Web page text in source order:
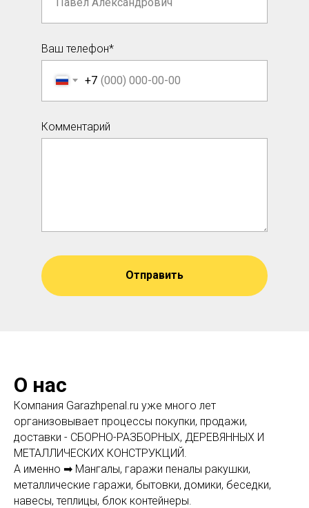
Ваш телефон*
+7
Комментарий
Отправить
О нас
Компания Garazhpenal.ru уже много лет
организовывает процессы покупки, продажи,
доставки - СБОРНО-РАЗБОРНЫХ, ДЕРЕВЯННЫХ И
МЕТАЛЛИЧЕСКИХ КОНСТРУКЦИЙ.
А именно ➡ Мангалы, гаражи пеналы ракушки,
металлические гаражи, бытовки, домики, беседки,
навесы, теплицы, блок контейнеры.